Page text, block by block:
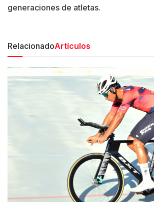
generaciones de atletas.
RelacionadoArtículos